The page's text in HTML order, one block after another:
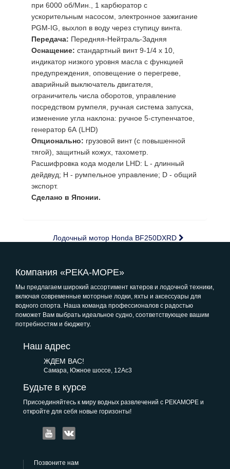
при 6000 об/Мин., 1 карбюратор с
ускорительным насосом, электронное зажигание
РGМ-IG, выхлоп в воду через ступицу винта.
Передача: Передняя-Нейтраль-Задняя
Оснащение: стандартный винт 9-1/4 х 10,
индикатор низкого уровня масла с функцией
предупреждения, оповещение о перегреве,
аварийный выключатель двигателя,
ограничитель числа оборотов, управление
посредством румпеля, ручная система запуска,
изменение угла наклона: ручное 5-ступенчатое,
генератор 6А (LНD)
Опционально: грузовой винт (с повышенной
тягой), защитный кожух, тахометр.
Расшифровка кода модели LНD: L - длинный
дейдвуд; Н - румпельное управление; D - общий
экспорт.
Сделано в Японии.
Лодочный мотор Honda BF250DXRD
Компания «РЕКА-МОРЕ»
Мы предлагаем широкий ассортимент катеров и лодочной техники,
включая современные моторные лодки, яхты и аксессуары для
водного спорта. Наша команда профессионалов с радостью
поможет Вам выбрать идеальное судно, соответствующее вашим
потребностям и бюджету.
Наш адрес
ЖДЕМ ВАС!
Самара, Южное шоссе, 12Ас3
Будьте в курсе
Присоединяйтесь к миру водных развлечений с РЕКАМОРЕ и
откройте для себя новые горизонты!
Позвоните нам